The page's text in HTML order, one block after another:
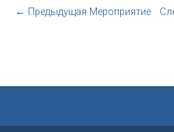
← Предыдущая Мероприятие